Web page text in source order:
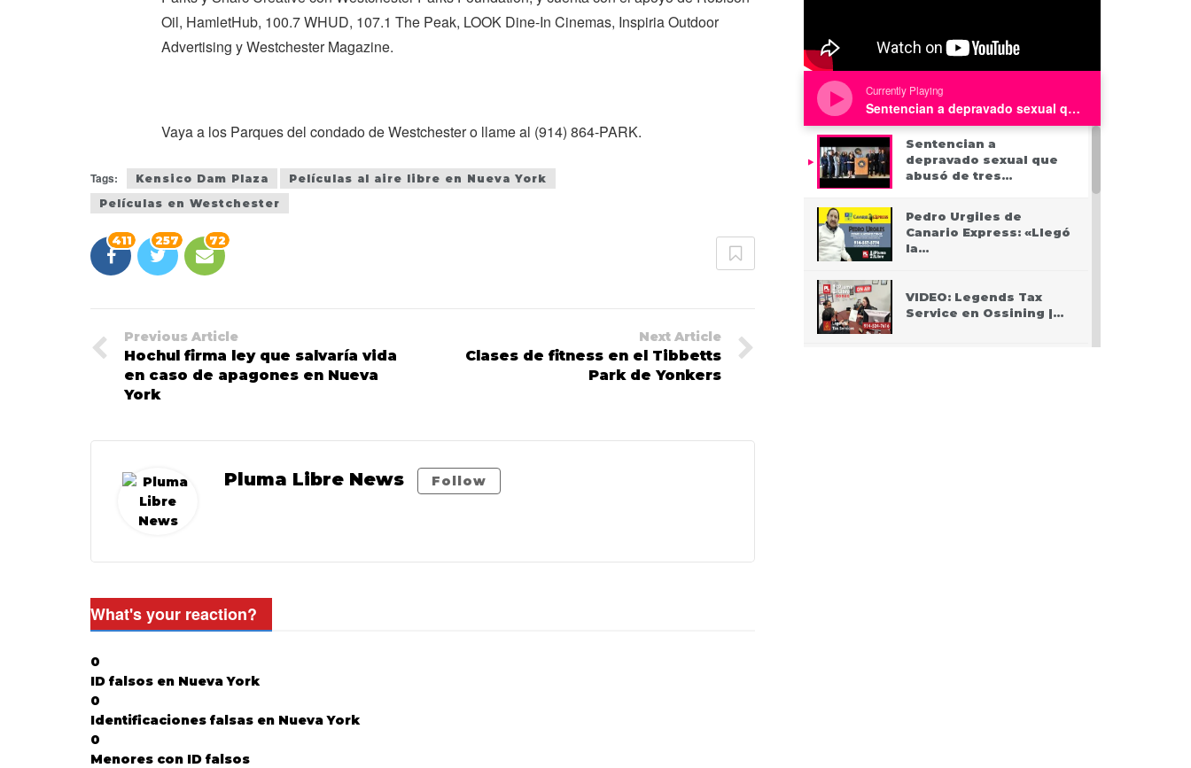
Oil, HamletHub, 100.7 WHUD, 107.1 The Peak, LOOK Dine-In Cinemas, Inspiria Outdoor
Advertising y Westchester Magazine.
Vaya a los Parques del condado de Westchester o llame al (914) 864-PARK.
Tags: Kensico Dam Plaza
Películas al aire libre en Nueva York
Películas en Westchester
411 257 72
Previous Article
Hochul firma ley que salvaría vida
en caso de apagones en Nueva
York
Next Article
Clases de fitness en el Tibbetts
Park de Yonkers
Pluma Libre News Follow
What's your reaction?
0
ID falsos en Nueva York
0
Identificaciones falsas en Nueva York
0
Menores con ID falsos
Currently Playing
Sentencian a depravado sexual que abusó de tres niños en Westchester
Sentencian a
depravado sexual que
abusó de tres…
Pedro Urgiles de
Canario Express: «Llegó
la…
VIDEO: Legends Tax
Service en Ossining |…